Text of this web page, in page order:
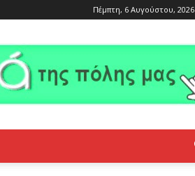
Πέμπτη, 6 Αυγούστου, 2026